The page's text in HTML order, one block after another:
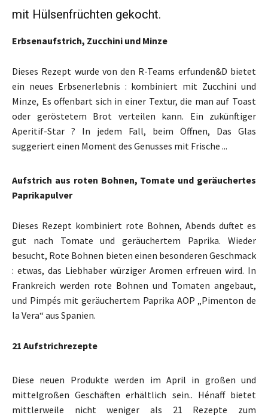
mit Hülsenfrüchten gekocht.
Erbsenaufstrich, Zucchini und Minze
Dieses Rezept wurde von den R-Teams erfunden&D bietet
ein neues Erbsenerlebnis : kombiniert mit Zucchini und
Minze, Es offenbart sich in einer Textur, die man auf Toast
oder geröstetem Brot verteilen kann. Ein zukünftiger
Aperitif-Star ? In jedem Fall, beim Öffnen, Das Glas
suggeriert einen Moment des Genusses mit Frische ...
Aufstrich aus roten Bohnen, Tomate und geräuchertes
Paprikapulver
Dieses Rezept kombiniert rote Bohnen, Abends duftet es
gut nach Tomate und geräuchertem Paprika. Wieder
besucht, Rote Bohnen bieten einen besonderen Geschmack
: etwas, das Liebhaber würziger Aromen erfreuen wird. In
Frankreich werden rote Bohnen und Tomaten angebaut,
und Pimpés mit geräuchertem Paprika AOP „Pimenton de
la Vera“ aus Spanien.
21 Aufstrichrezepte
Diese neuen Produkte werden im April in großen und
mittelgroßen Geschäften erhältlich sein.. Hénaff bietet
mittlerweile nicht weniger als 21 Rezepte zum